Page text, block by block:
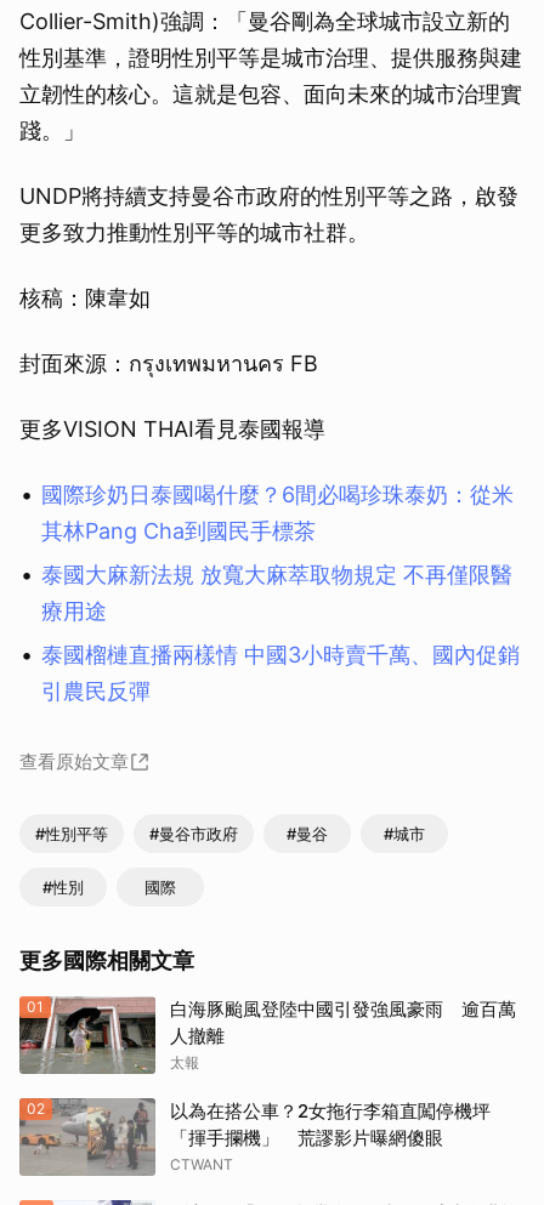
Collier-Smith)強調：「曼谷剛為全球城市設立新的
性別基準，證明性別平等是城市治理、提供服務與建
立韌性的核心。這就是包容、面向未來的城市治理實
踐。」
UNDP將持續支持曼谷市政府的性別平等之路，啟發
更多致力推動性別平等的城市社群。
核稿：陳韋如
封面來源：กรุงเทพมหานคร FB
更多VISION THAI看見泰國報導
國際珍奶日泰國喝什麼？6間必喝珍珠泰奶：從米
其林Pang Cha到國民手標茶
泰國大麻新法規 放寬大麻萃取物規定 不再僅限醫
療用途
泰國榴槤直播兩樣情 中國3小時賣千萬、國內促銷
引農民反彈
查看原始文章
#性別平等 #曼谷市政府 #曼谷 #城市
#性別 國際
更多國際相關文章
01
白海豚颱風登陸中國引發強風豪雨 逾百萬
人撤離
太報
02
以為在搭公車？2女拖行李箱直闖停機坪
「揮手攔機」 荒謬影片曝網傻眼
CTWANT
取消